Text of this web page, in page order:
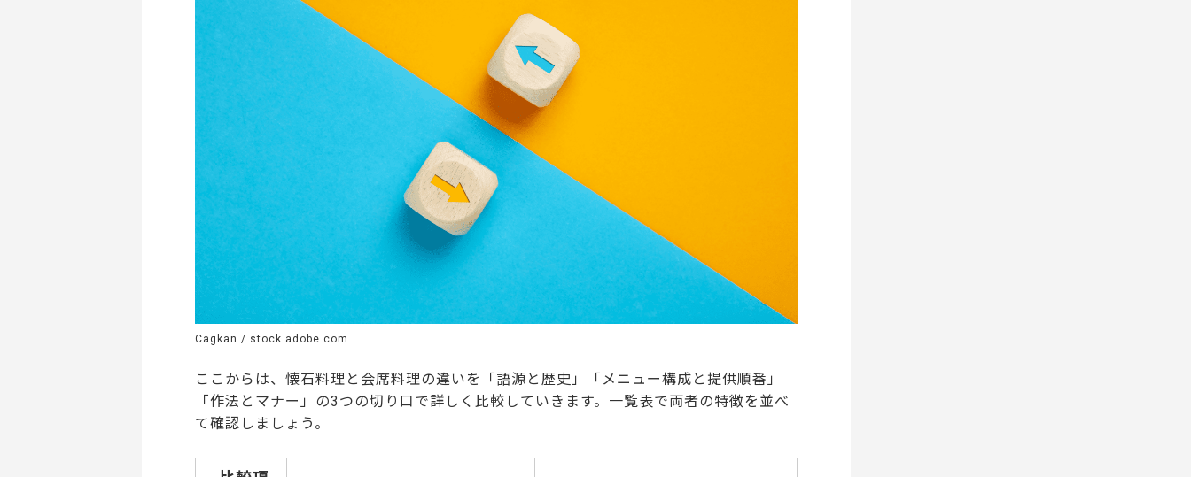
Cagkan / stock.adobe.com
ここからは、懐石料理と会席料理の違いを「語源と歴史」「メニュー構成と提供順番」
「作法とマナー」の3つの切り口で詳しく比較していきます。一覧表で両者の特徴を並べ
て確認しましょう。